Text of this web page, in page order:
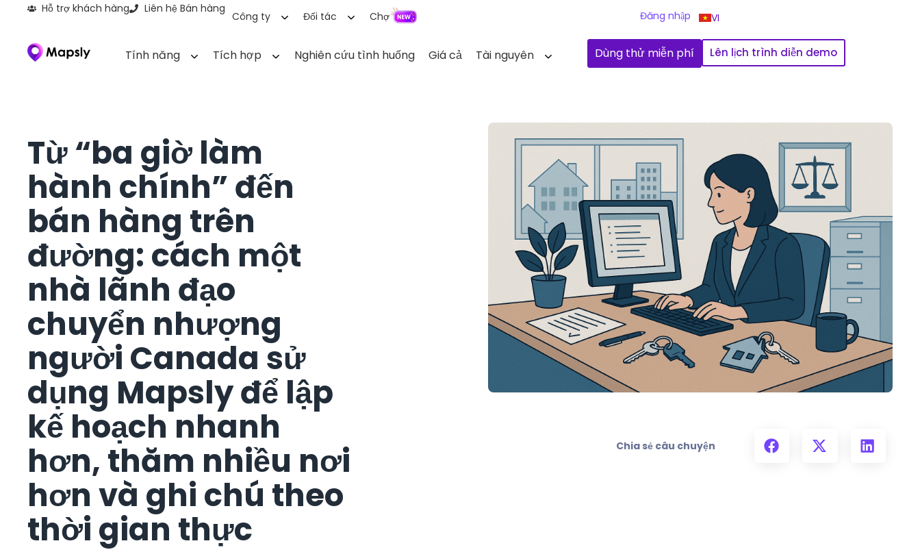
Hỗ trợ khách hàng Liên hệ Bán hàng
Công ty Đối tác Chợ Đăng nhập VI
Tính năng Tích hợp Nghiên cứu tình huống Giá cả Tài nguyên Dùng thử miễn phí Lên lịch trình diễn demo
Từ “ba giờ làm
hành chính” đến
bán hàng trên
đường: cách một
nhà lãnh đạo
chuyển nhượng
người Canada sử
dụng Mapsly để lập
kế hoạch nhanh
hơn, thăm nhiều nơi
hơn và ghi chú theo
thời gian thực
Chia sẻ câu chuyện